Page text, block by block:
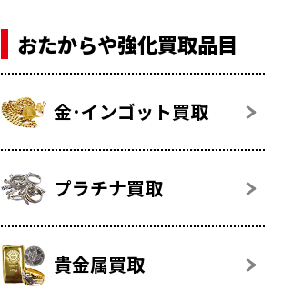
おたからや強化買取品目
金･インゴット買取
プラチナ買取
貴金属買取